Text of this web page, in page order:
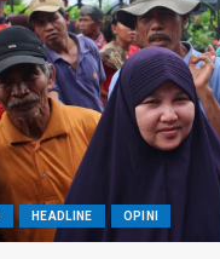
HEADLINE OPINI